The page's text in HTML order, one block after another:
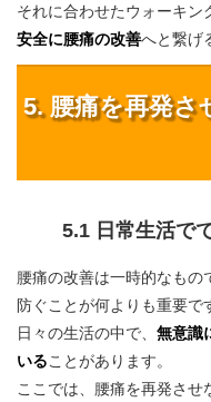
それに合わせたウォーキン
安全に腰痛の改善へと繋げ
5. 腰痛を再発さ
5.1 日常生活で
腰痛の改善は一時的なもの
防ぐことが何よりも重要で
日々の生活の中で、 無意識
いることがあります。
ここでは、腰痛を再発さ